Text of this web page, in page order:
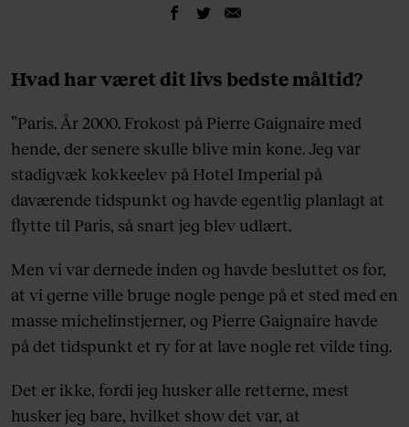
Hvad har været dit livs bedste måltid?
”Paris. År 2000. Frokost på Pierre Gaignaire med
hende, der senere skulle blive min kone. Jeg var
stadigvæk kokkeelev på Hotel Imperial på
daværende tidspunkt og havde egentlig planlagt at
flytte til Paris, så snart jeg blev udlært.
Men vi var dernede inden og havde besluttet os for,
at vi gerne ville bruge nogle penge på et sted med en
masse michelinstjerner, og Pierre Gaignaire havde
på det tidspunkt et ry for at lave nogle ret vilde ting.
Det er ikke, fordi jeg husker alle retterne, mest
husker jeg bare, hvilket show det var, at